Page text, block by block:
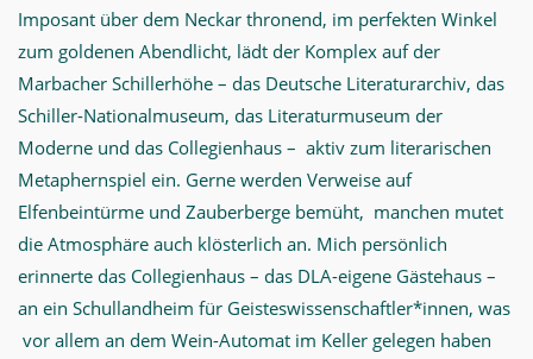
Imposant über dem Neckar thronend, im perfekten Winkel
zum goldenen Abendlicht, lädt der Komplex auf der
Marbacher Schillerhöhe – das Deutsche Literaturarchiv, das
Schiller-Nationalmuseum, das Literaturmuseum der
Moderne und das Collegienhaus – aktiv zum literarischen
Metaphernspiel ein. Gerne werden Verweise auf
Elfenbeintürme und Zauberberge bemüht, manchen mutet
die Atmosphäre auch klösterlich an. Mich persönlich
erinnerte das Collegienhaus – das DLA-eigene Gästehaus –
an ein Schullandheim für Geisteswissenschaftler*innen, was
vor allem an dem Wein-Automat im Keller gelegen haben